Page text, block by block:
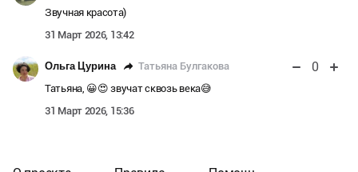
Звучная красота)
31 Март 2026, 13:42
Ольга Цурина Татьяна Булгакова 0
Татьяна, 😀😍 звучат сквозь века😅
31 Март 2026, 15:36